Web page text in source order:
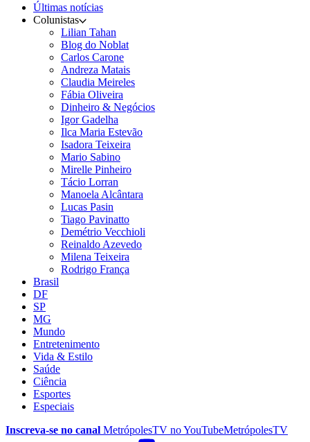
Últimas notícias
Colunistas
Lilian Tahan
Blog do Noblat
Carlos Carone
Andreza Matais
Claudia Meireles
Fábia Oliveira
Dinheiro & Negócios
Igor Gadelha
Ilca Maria Estevão
Isadora Teixeira
Mario Sabino
Mirelle Pinheiro
Tácio Lorran
Manoela Alcântara
Lucas Pasin
Tiago Pavinatto
Demétrio Vecchioli
Reinaldo Azevedo
Milena Teixeira
Rodrigo França
Brasil
DF
SP
MG
Mundo
Entretenimento
Vida & Estilo
Saúde
Ciência
Esportes
Especiais
Inscreva-se no canal MetrópolesTV noYouTubeMetrópolesTV